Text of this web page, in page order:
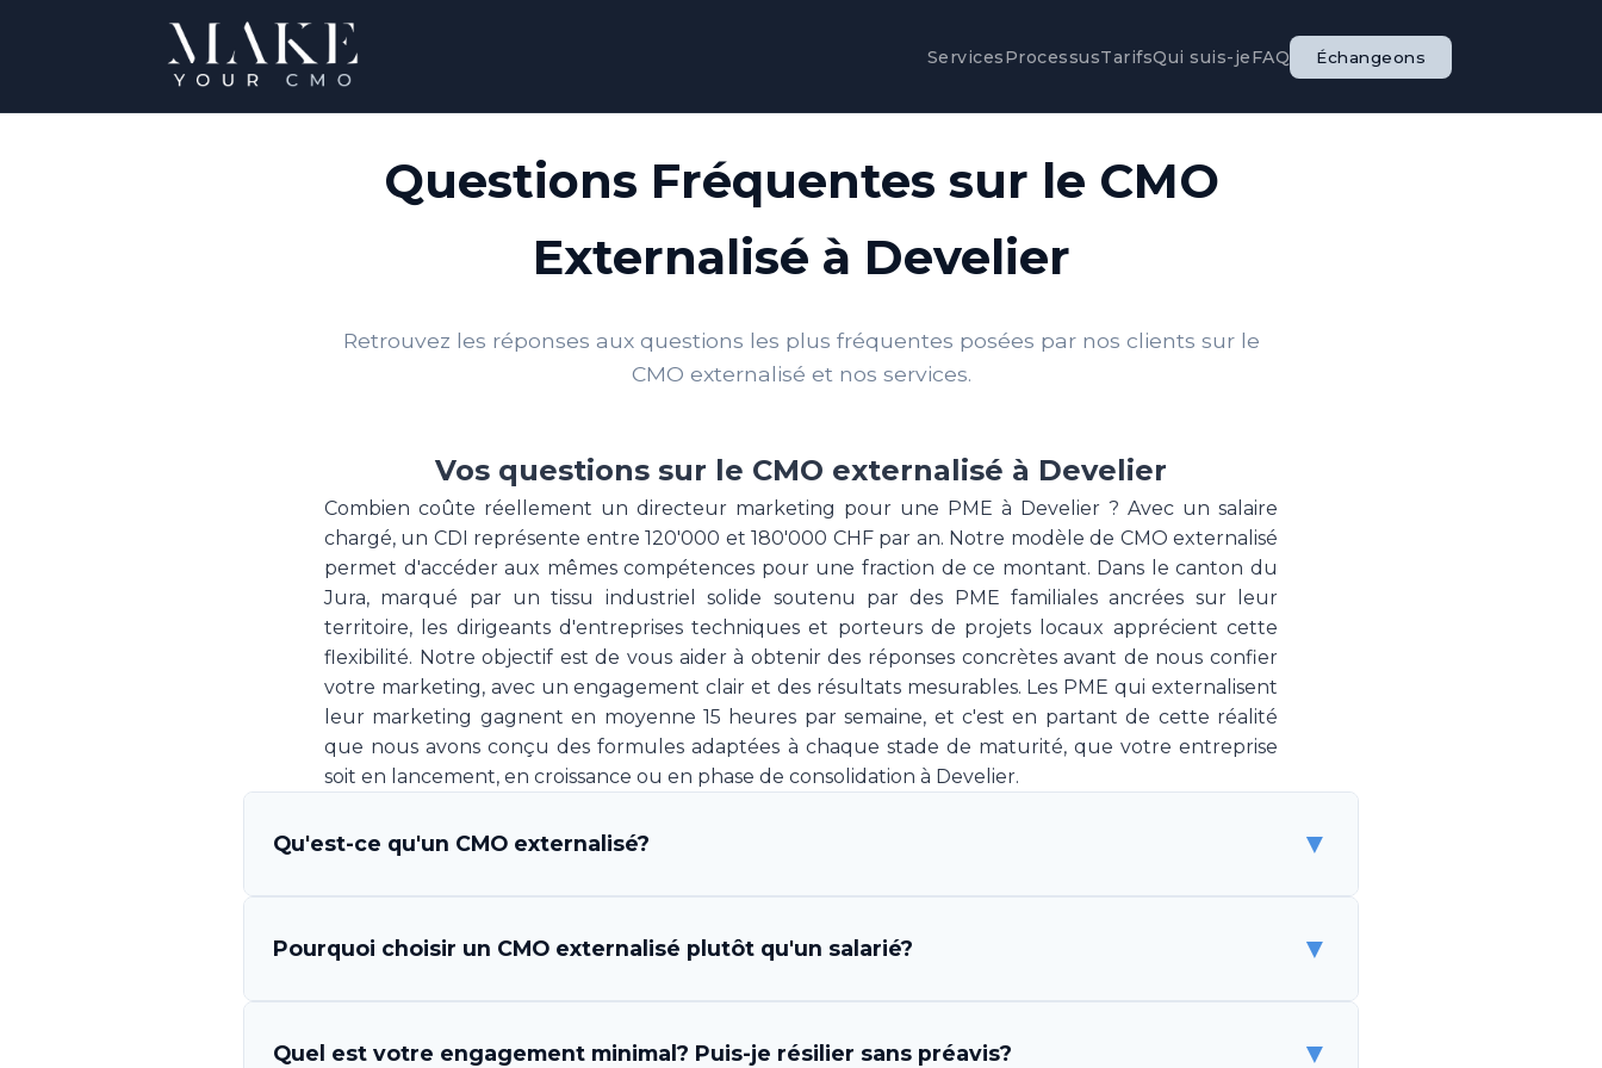
ServicesProcessusTarifsQui suis-jeFAQ Échangeons
Questions Fréquentes sur le CMO
Externalisé à Develier
Retrouvez les réponses aux questions les plus fréquentes posées par nos clients sur le
CMO externalisé et nos services.
Vos questions sur le CMO externalisé à Develier
Combien coûte réellement un directeur marketing pour une PME à Develier ? Avec un salaire
chargé, un CDI représente entre 120'000 et 180'000 CHF par an. Notre modèle de CMO externalisé
permet d'accéder aux mêmes compétences pour une fraction de ce montant. Dans le canton du
Jura, marqué par un tissu industriel solide soutenu par des PME familiales ancrées sur leur
territoire, les dirigeants d'entreprises techniques et porteurs de projets locaux apprécient cette
flexibilité. Notre objectif est de vous aider à obtenir des réponses concrètes avant de nous confier
votre marketing, avec un engagement clair et des résultats mesurables. Les PME qui externalisent
leur marketing gagnent en moyenne 15 heures par semaine, et c'est en partant de cette réalité
que nous avons conçu des formules adaptées à chaque stade de maturité, que votre entreprise
soit en lancement, en croissance ou en phase de consolidation à Develier.
Qu'est-ce qu'un CMO externalisé? ▼
Un CMO (Chief Marketing Officer) externalisé est un professionnel ou une équipe de spécialistes marketing
l'exécution des campagnes, la gestion des prestataires et l'analyse des résultats. C'est une solution flexible et
Pourquoi choisir un CMO externalisé plutôt qu'un salarié? ▼
Les avantages sont multiples. D'abord, l'économie est considérable: un CMO salarié coûte CHF 150'000-
Quel est votre engagement minimal? Puis-je résilier sans préavis? ▼